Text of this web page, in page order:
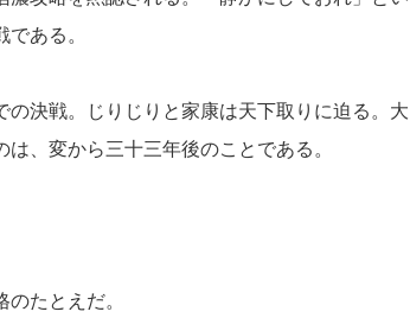
ある。
決戦。じりじりと家康は天下取りに迫る。大
、変から三十三年後のことである。
たとえだ。